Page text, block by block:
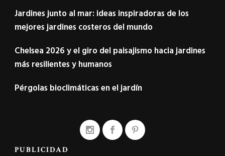
Jardines junto al mar: ideas inspiradoras de los
mejores jardines costeros del mundo
Chelsea 2026 y el giro del paisajismo hacia jardines
más resilientes y humanos
Pérgolas bioclimáticas en el jardín
PUBLICIDAD